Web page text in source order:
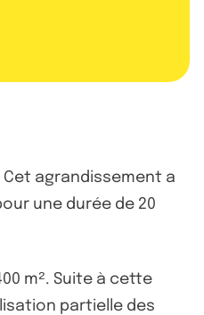
agrandissement a
une durée de 20
m². Suite à cette
partielle des